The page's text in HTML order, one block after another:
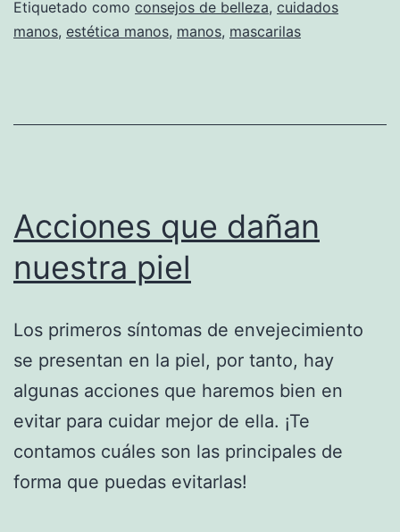
Etiquetado como consejos de belleza, cuidados
manos, estética manos, manos, mascarilas
Acciones que dañan
nuestra piel
Los primeros síntomas de envejecimiento
se presentan en la piel, por tanto, hay
algunas acciones que haremos bien en
evitar para cuidar mejor de ella. ¡Te
contamos cuáles son las principales de
forma que puedas evitarlas!